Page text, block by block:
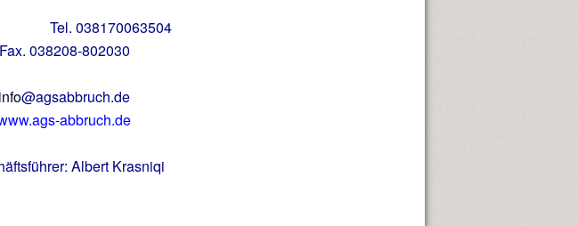
038170063504
Fax. 038208-802030
info@agsabbruch.de
abbruch.de
Albert Krasniqi